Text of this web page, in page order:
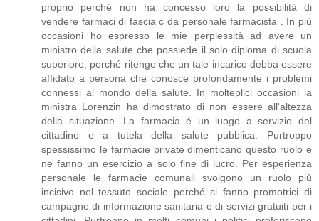
proprio perché non ha concesso loro la possibilità di
vendere farmaci di fascia c da personale farmacista . In più
occasioni ho espresso le mie perplessità ad avere un
ministro della salute che possiede il solo diploma di scuola
superiore, perché ritengo che un tale incarico debba essere
affidato a persona che conosce profondamente i problemi
connessi al mondo della salute. In molteplici occasioni la
ministra Lorenzin ha dimostrato di non essere all'altezza
della situazione. La farmacia é un luogo a servizio del
cittadino e a tutela della salute pubblica. Purtroppo
spessissimo le farmacie private dimenticano questo ruolo e
ne fanno un esercizio a solo fine di lucro. Per esperienza
personale le farmacie comunali svolgono un ruolo più
incisivo nel tessuto sociale perché si fanno promotrici di
campagne di informazione sanitaria e di servizi gratuiti per i